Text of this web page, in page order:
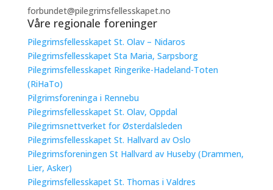
forbundet@pilegrimsfellesskapet.no
Våre regionale foreninger
Pilegrimsfellesskapet St. Olav – Nidaros
Pilegrimsfellesskapet Sta Maria, Sarpsborg
Pilegrimsfellesskapet Ringerike-Hadeland-Toten
(RiHaTo)
Pilgrimsforeninga i Rennebu
Pilegrimsfellesskapet St. Olav, Oppdal
Pilegrimsnettverket for Østerdalsleden
Pilegrimsfellesskapet St. Hallvard av Oslo
Pilegrimsforeningen St Hallvard av Huseby (Drammen,
Lier, Asker)
Pilegrimsfellesskapet St. Thomas i Valdres